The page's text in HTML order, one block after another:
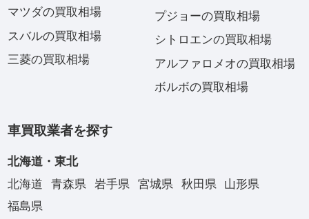
マツダの買取相場
スバルの買取相場
三菱の買取相場
プジョーの買取相場
シトロエンの買取相場
アルファロメオの買取相場
ボルボの買取相場
車買取業者を探す
北海道・東北
北海道
青森県 岩手県 宮城県 秋田県
山形県
福島県